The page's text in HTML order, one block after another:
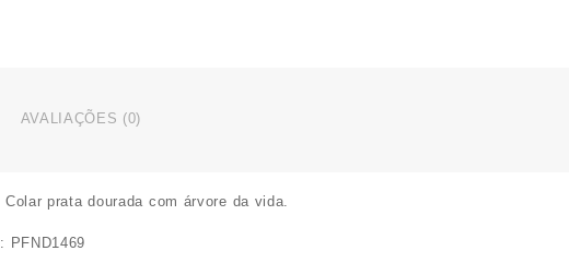
AVALIAÇÕES (0)
Colar prata dourada com árvore da vida.
: PFND1469